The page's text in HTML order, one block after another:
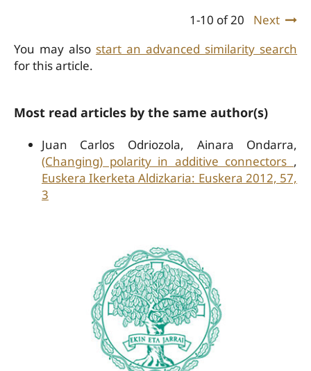
1-10 of 20
Next
You may also start an advanced similarity search
for this article.
Most read articles by the same author(s)
Juan Carlos Odriozola, Ainara Ondarra,
(Changing) polarity in additive connectors ,
Euskera Ikerketa Aldizkaria: Euskera 2012, 57,
3